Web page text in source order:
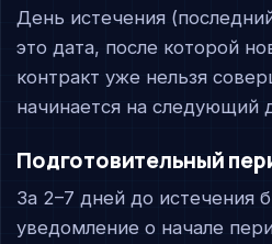
День истечения
это дата, после которой
контракт уже нельзя
начинается на следующий
Подготовительный
За 2–7 дней до истечения
уведомление о начале